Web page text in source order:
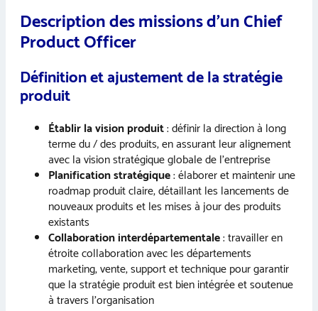
Description des missions d’un Chief
Product Officer
Définition et ajustement de la stratégie
produit
Établir la vision produit: définir la direction à long
terme du / des produits, en assurant leur alignement
avec la vision stratégique globale de l’entreprise
Planification stratégique: élaborer et maintenir une
roadmap produit claire, détaillant les lancements de
nouveaux produits et les mises à jour des produits
existants
Collaboration interdépartementale: travailler en
étroite collaboration avec les départements
marketing, vente, support et technique pour garantir
que la stratégie produit est bien intégrée et soutenue
à travers l’organisation